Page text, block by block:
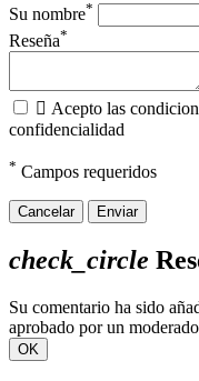
Su nombre*
Reseña*
 Acepto las
confidencialidad
* Campos requeridos
Cancelar Enviar
check_circle
Su comentario ha sido
aprobado por un
OK